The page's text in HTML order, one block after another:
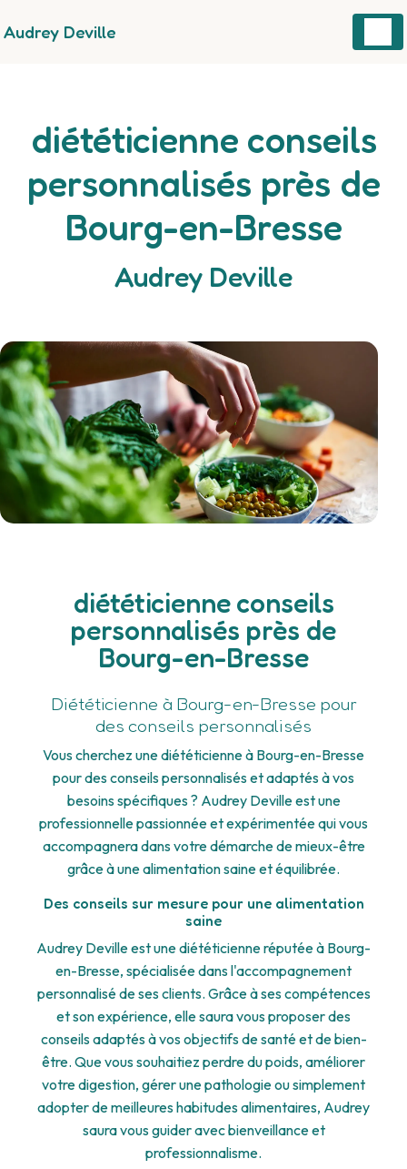
Audrey Deville
diététicienne conseils
personnalisés près de
Bourg-en-Bresse
Audrey Deville
diététicienne conseils
personnalisés près de
Bourg-en-Bresse
Diététicienne à Bourg-en-Bresse pour
des conseils personnalisés
Vous cherchez une diététicienne à Bourg-en-Bresse
pour des conseils personnalisés et adaptés à vos
besoins spécifiques ? Audrey Deville est une
professionnelle passionnée et expérimentée qui vous
accompagnera dans votre démarche de mieux-être
grâce à une alimentation saine et équilibrée.
Des conseils sur mesure pour une alimentation
saine
Audrey Deville est une diététicienne réputée à Bourg-
en-Bresse, spécialisée dans l'accompagnement
personnalisé de ses clients. Grâce à ses compétences
et son expérience, elle saura vous proposer des
conseils adaptés à vos objectifs de santé et de bien-
être. Que vous souhaitiez perdre du poids, améliorer
votre digestion, gérer une pathologie ou simplement
adopter de meilleures habitudes alimentaires, Audrey
saura vous guider avec bienveillance et
professionnalisme.